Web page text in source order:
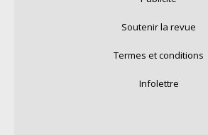
Soutenir la revue
Termes et conditions
Infolettre